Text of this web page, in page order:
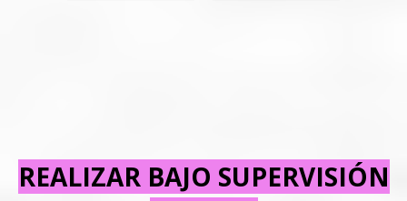
REALIZAR BAJO SUPERVISIÓN